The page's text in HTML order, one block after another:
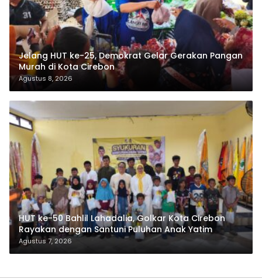
Jelang HUT ke-25, Demokrat Gelar Gerakan Pangan
Murah di Kota Cirebon
Agustus 8, 2026
HUT ke-50 Bahlil Lahadalia, Golkar Kota Cirebon
Rayakan dengan Santuni Puluhan Anak Yatim
Agustus 7, 2026